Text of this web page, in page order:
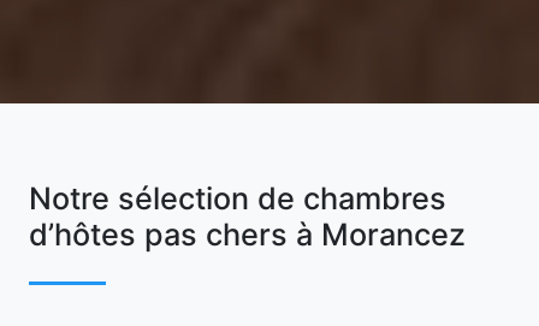
Notre sélection de chambres
d’hôtes pas chers à Morancez